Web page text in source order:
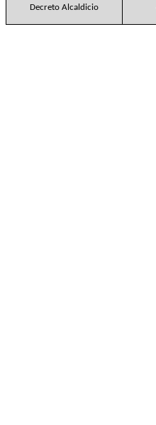
Decreto Alcaldicio